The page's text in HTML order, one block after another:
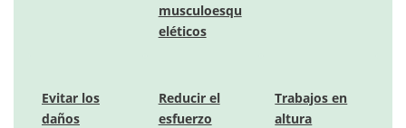
musculoesqu
eléticos
Evitar los
daños
Reducir el
esfuerzo
Trabajos en
altura